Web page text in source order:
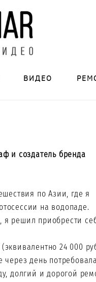
ВИДЕО
и создатель бренда
по Азии, где я
на водопаде.
решил приобрести
24 000
день
долгий и дорогой